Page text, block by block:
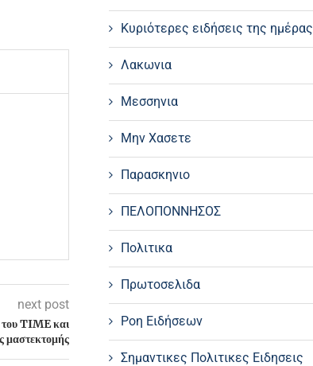
next post
TIME και
μαστεκτομής
Κυριότερες ειδήσεις της ημέρας
Λακωνια
Μεσσηνια
Μην Χασετε
Παρασκηνιο
ΠΕΛΟΠΟΝΝΗΣΟΣ
Πολιτικα
Πρωτοσελιδα
Ροη Ειδήσεων
Σημαντικες Πολιτικες Ειδησεις